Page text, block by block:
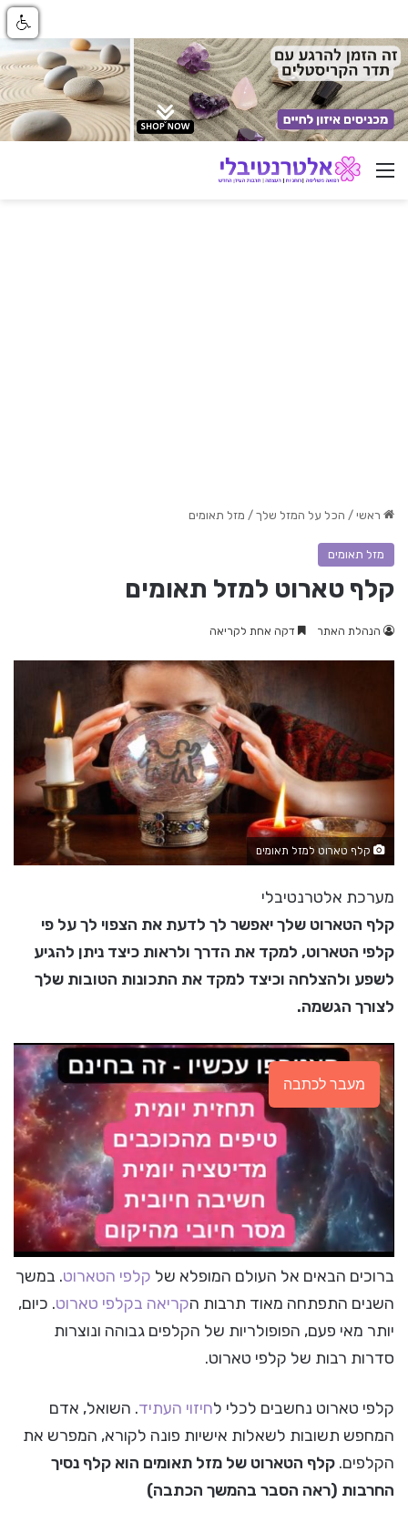
ניווט באתר
ראשי / הכל על המזל שלך / מזל תאומים
מזל תאומים
קלף טארוט למזל תאומים
הנהלת האתר דקה אחת לקריאה
קלף טארוט למזל תאומים
מערכת אלטרנטיבלי
קלף הטארוט שלך יאפשר לך לדעת את הצפוי לך על פי
קלפי הטארוט, למקד את הדרך ולראות כיצד ניתן להגיע
לשפע ולהצלחה וכיצד למקד את התכונות הטובות שלך
לצורך הגשמה.
מעבר לכתבה
ברוכים הבאים אל העולם המופלא של קלפי הטארוט. במשך
השנים התפתחה מאוד תרבות הקריאה בקלפי טארוט. כיום,
יותר מאי פעם, הפופולריות של הקלפים גבוהה ונוצרות
סדרות רבות של קלפי טארוט.
קלפי טארוט נחשבים לכלי לחיזוי העתיד. השואל, אדם
המחפש תשובות לשאלות אישיות פונה לקורא, המפרש את
הקלפים. קלף הטארוט של מזל תאומים הוא קלף נסיך
החרבות (ראה הסבר בהמשך הכתבה)